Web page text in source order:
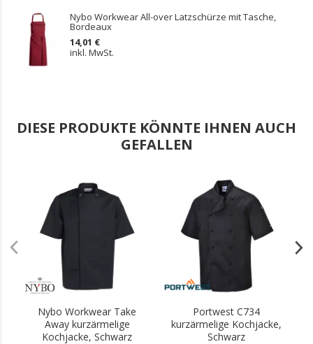
Nybo Workwear All-over Latzschürze mit Tasche,
Bordeaux
14,01 €
inkl. MwSt.
DIESE PRODUKTE KÖNNTE IHNEN AUCH
GEFALLEN
Nybo Workwear Take
Away kurzärmelige
Kochjacke, Schwarz
Portwest C734
kurzärmelige Kochjacke,
Schwarz